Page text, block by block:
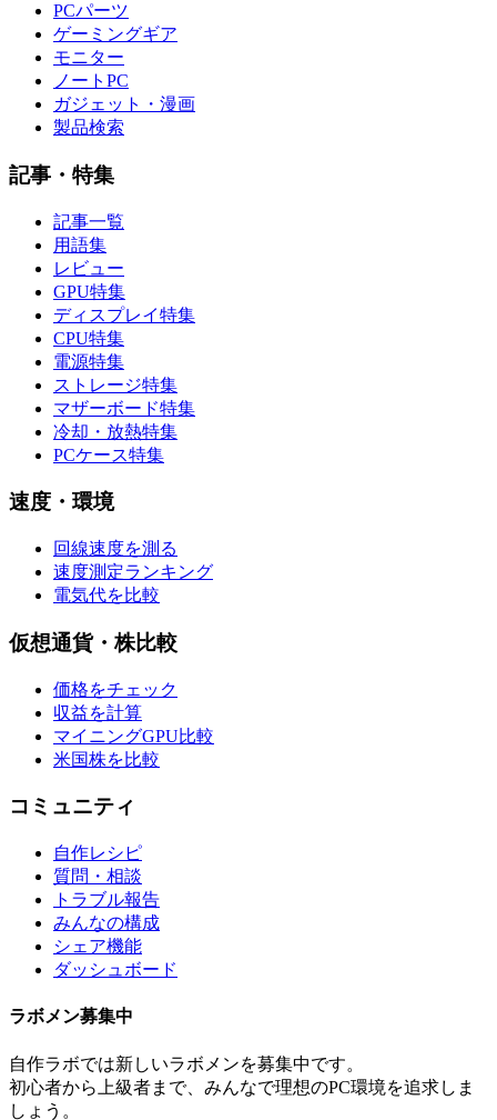
PCパーツ
ゲーミングギア
モニター
ノートPC
ガジェット・漫画
製品検索
記事・特集
記事一覧
用語集
レビュー
GPU特集
ディスプレイ特集
CPU特集
電源特集
ストレージ特集
マザーボード特集
冷却・放熱特集
PCケース特集
速度・環境
回線速度を測る
速度測定ランキング
電気代を比較
仮想通貨・株比較
価格をチェック
収益を計算
マイニングGPU比較
米国株を比較
コミュニティ
自作レシピ
質問・相談
トラブル報告
みんなの構成
シェア機能
ダッシュボード
ラボメン募集中
自作ラボでは新しいラボメンを募集中です。
初心者から上級者まで、みんなで理想のPC環境を追求しま
しょう。